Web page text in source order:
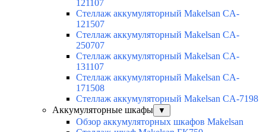
121107
Стеллаж аккумуляторный Makelsan CA-
121507
Стеллаж аккумуляторный Makelsan CA-
250707
Стеллаж аккумуляторный Makelsan CA-
131107
Стеллаж аккумуляторный Makelsan CA-
171508
Стеллаж аккумуляторный Makelsan CA-7198
Аккумуляторные шкафы
▼
Обзор аккумуляторных шкафов Makelsan